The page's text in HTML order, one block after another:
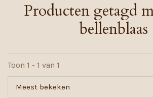
Producten getagd
bellenblaas
Toon 1 - 1 van 1
Meest bekeken